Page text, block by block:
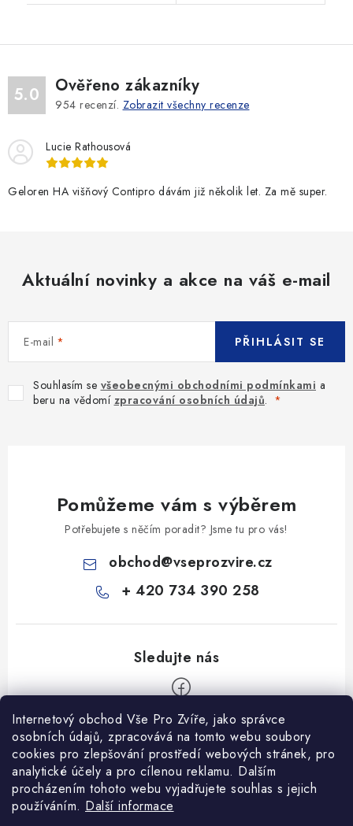
Internetový obchod Vše Pro Zvíře, jako správce
osobních údajů, zpracovává na tomto webu soubory
cookies pro zlepšování prostředí webových stránek, pro
analytické účely a pro cílenou reklamu. Dalším
procházením tohoto webu vyjadřujete souhlas s jejich
používáním. Další informace
5.0 Ověřeno zákazníky
954 recenzí. Zobrazit všechny recenze
Lucie Rathousová
Geloren HA višňový Contipro dávám již několik let. Za mě super.
Aktuální novinky a akce na váš e-mail
E-mail
Souhlasím se všeobecnými obchodními podmínkami a
beru na vědomí zpracování osobních údajů.
PŘIHLÁSIT SE
Pomůžeme vám s výběrem
Potřebujete s něčím poradit? Jsme tu pro vás!
obchod@vseprozvire.cz
+ 420 734 390 258
Informace pro Vás
Ceník dopravy